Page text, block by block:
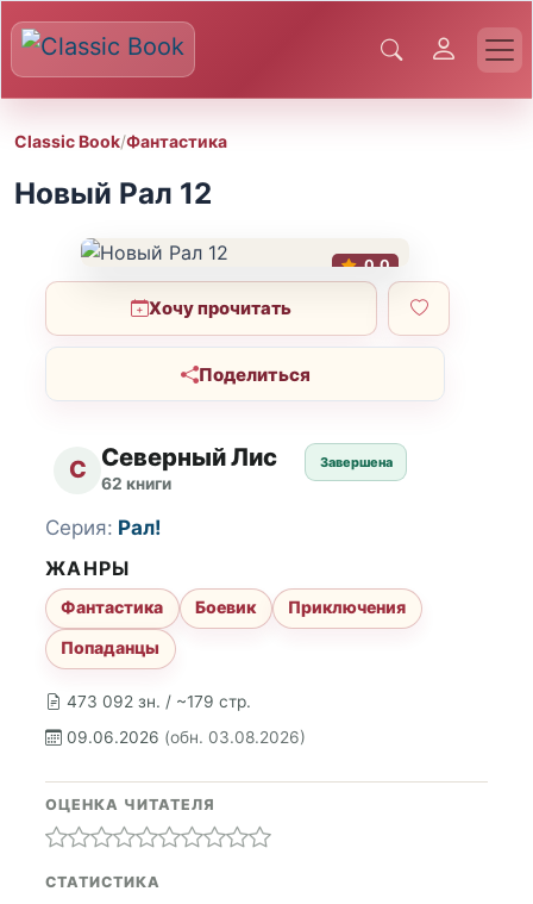
Classic Book/Фантастика
Новый Рал 12
0.0
Хочу прочитать
Поделиться
С Северный Лис
62 книги
Завершена
473 092 зн. / ~179 стр.
09.06.2026 (обн. 03.08.2026)
Серия: Рал!
ЖАНРЫ
Фантастика Боевик
Приключения
Попаданцы
ОЦЕНКА ЧИТАТЕЛЯ
СТАТИСТИКА